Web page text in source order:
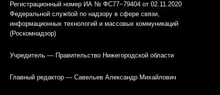
Регистрационный номер ИА № ФС77−79404 от 02.11.2020
Федеральной службой по надзору в сфере связи,
информационных технологий и массовых коммуникаций
(Роскомнадзор)
Учредитель — Правительство Нижегородской области
Главный редактор — Савельев Александр Михайлович